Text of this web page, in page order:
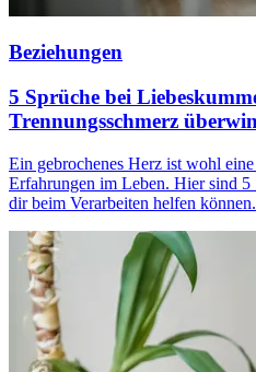
Beziehungen
5 Sprüche bei
Trennungsschmerz
Ein gebrochenes Herz ist wohl eine
Erfahrungen im Leben. Hier sind 5
dir beim Verarbeiten helfen können.